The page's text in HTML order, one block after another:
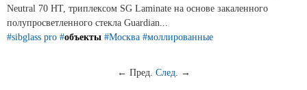
Neutral 70 HT, триплексом SG Laminate на основе закаленного
полупросветленного стекла Guardian...
#sibglass pro #объекты #Москва #моллированные
← Пред. След. →